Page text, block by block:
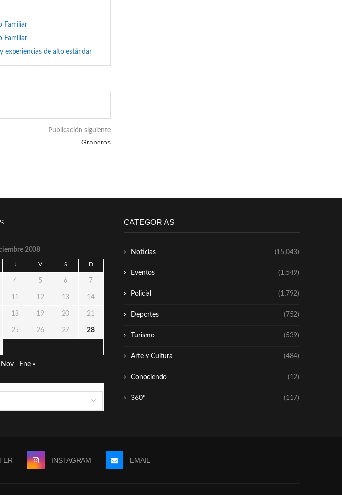
Familiar
Familiar
experiencias de alto estándar
Publicación siguiente
Graneros
2008
J V S D
4 5 6 7
11 12 13 14
18 19 20 21
25 26 27 28
Nov Ene »
CATEGORÍAS
Noticias (15,043)
Eventos (1,549)
Policial (1,792)
Deportes (752)
Turismo (539)
Arte y Cultura (484)
Conociendo (12)
360º (117)
INSTAGRAM EMAIL